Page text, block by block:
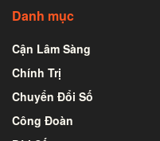
Danh mục
Cận Lâm Sàng
Chính Trị
Chuyển Đổi Số
Công Đoàn